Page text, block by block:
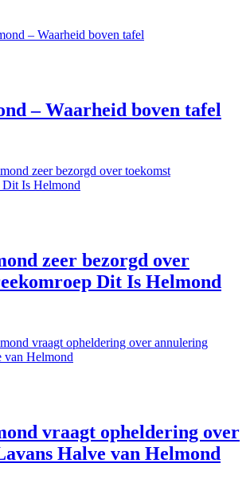
– Waarheid boven tafel
zeer bezorgd over
Dit Is Helmond
vraagt opheldering over
Halve van Helmond